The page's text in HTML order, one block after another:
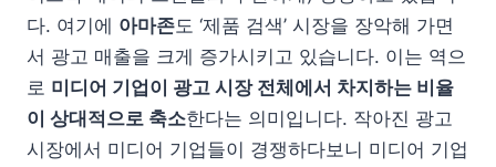
다. 여기에 아마존도 ‘제품 검색’ 시장을 장악해 가면
서 광고 매출을 크게 증가시키고 있습니다. 이는 역으
로 미디어 기업이 광고 시장 전체에서 차지하는 비율
이 상대적으로 축소한다는 의미입니다. 작아진 광고
시장에서 미디어 기업들이 경쟁하다보니 미디어 기업